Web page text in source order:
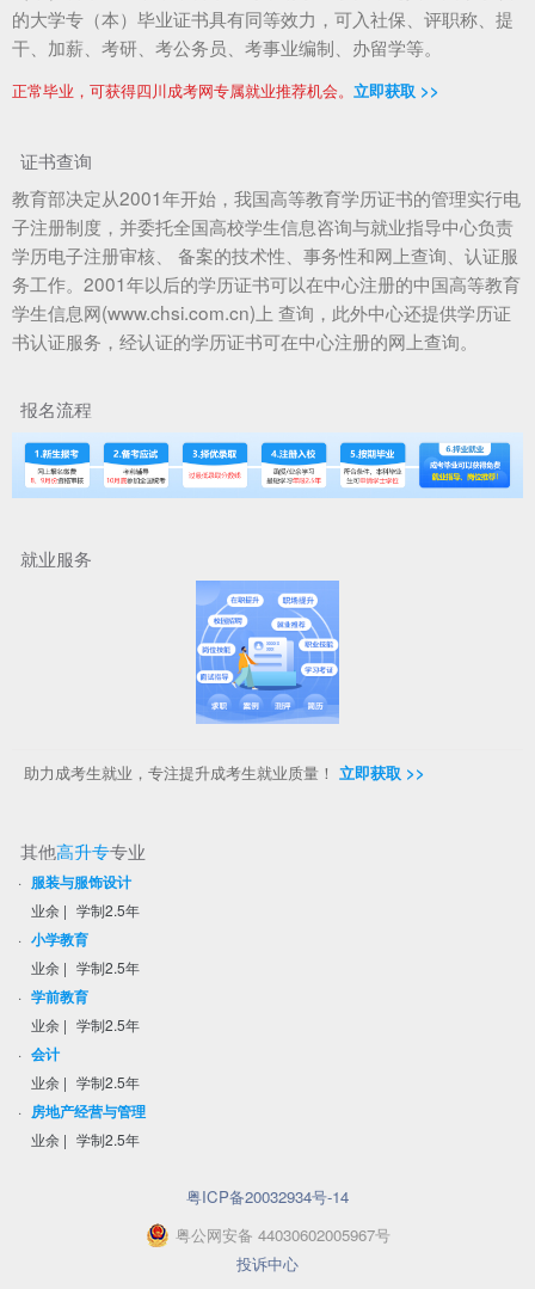
的大学专（本）毕业证书具有同等效力，可入社保、评职称、提
干、加薪、考研、考公务员、考事业编制、办留学等。
正常毕业，可获得四川成考网专属就业推荐机会。 立即获取 >>
证书查询
教育部决定从2001年开始，我国高等教育学历证书的管理实行电
子注册制度，并委托全国高校学生信息咨询与就业指导中心负责
学历电子注册审核、 备案的技术性、事务性和网上查询、认证服
务工作。2001年以后的学历证书可以在中心注册的中国高等教育
学生信息网(www.chsi.com.cn)上 查询，此外中心还提供学历证
书认证服务，经认证的学历证书可在中心注册的网上查询。
报名流程
就业服务
助力成考生就业，专注提升成考生就业质量！ 立即获取 >>
其他高升专专业
· 服装与服饰设计
业余 | 学制2.5年
· 小学教育
业余 | 学制2.5年
· 学前教育
业余 | 学制2.5年
· 会计
业余 | 学制2.5年
· 房地产经营与管理
业余 | 学制2.5年
粤ICP备20032934号-14
粤公网安备 44030602005967号
投诉中心